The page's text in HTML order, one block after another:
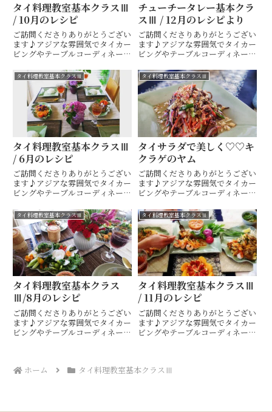
タイ料理教室基本クラスⅢ
/ 10月のレシピ
ご訪問くださりありがとうござい
ます♪アジアな雰囲気でタイカー
ビングやテーブルコーディネート
市 Hiroko's Thai Table (ヒロコ
ズタイテーブル) 間 ひろこ(ハザ
マヒロコ)です(^^)キッチンス
チューチータレー基本クラ
スⅢ / 12月のレシピより
ご訪問くださりありがとうござい
ます♪アジアな雰囲気でタイカー
ビングやテーブルコーディネート
市 Hiroko's Thai Table (ヒロコ
ズタイテーブル) 間 ひろこ(ハザ
マヒロコ)です(^^)キッチンス
タ...
タイ料理教室基本クラスⅢ
タイ料理教室基本クラスⅢ
/ 6月のレシピ
ご訪問くださりありがとうござい
ます♪アジアな雰囲気でタイカー
ビングやテーブルコーディネート
市 Hiroko's Thai Table (ヒロコ
ズタイテーブル) 間 ひろこ(ハザ
マヒロコ)です(^^)キッチンス
タ...
タイ料理教室基本クラスⅢ
タイサラダで美しく♡♡キ
クラゲのヤム
ご訪問くださりありがとうござい
ます♪アジアな雰囲気でタイカー
ビングやテーブルコーディネート
市 Hiroko's Thai Table (ヒロコ
ズタイテーブル) 間 ひろこ(ハザ
マヒロコ)です(^^)キッチンス
タ...
タイ料理教室基本クラスⅢ
タイ料理教室基本クラス
Ⅲ/8月のレシピ
ご訪問くださりありがとうござい
ます♪アジアな雰囲気でタイカー
ビングやテーブルコーディネート
マヒロコ)です(^^)キッチンス
タイ料理教室基本クラスⅢ
タイ料理教室基本クラスⅢ
/ 11月のレシピ
ご訪問くださりありがとうござい
ます♪アジアな雰囲気でタイカー
ビングやテーブルコーディネート
マヒロコ)です(^^)キッチンス
ホーム タイ料理教室基本クラスⅢ